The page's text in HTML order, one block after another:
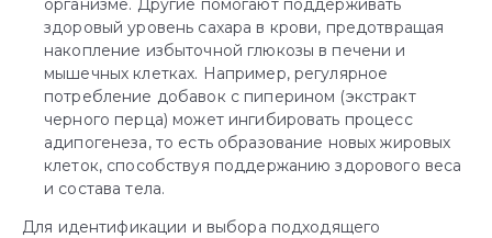
организме. Другие помогают поддерживать
здоровый уровень сахара в крови, предотвращая
накопление избыточной глюкозы в печени и
мышечных клетках. Например, регулярное
потребление добавок с пиперином (экстракт
черного перца) может ингибировать процесс
адипогенеза, то есть образование новых жировых
клеток, способствуя поддержанию здорового веса
и состава тела.
Для идентификации и выбора подходящего